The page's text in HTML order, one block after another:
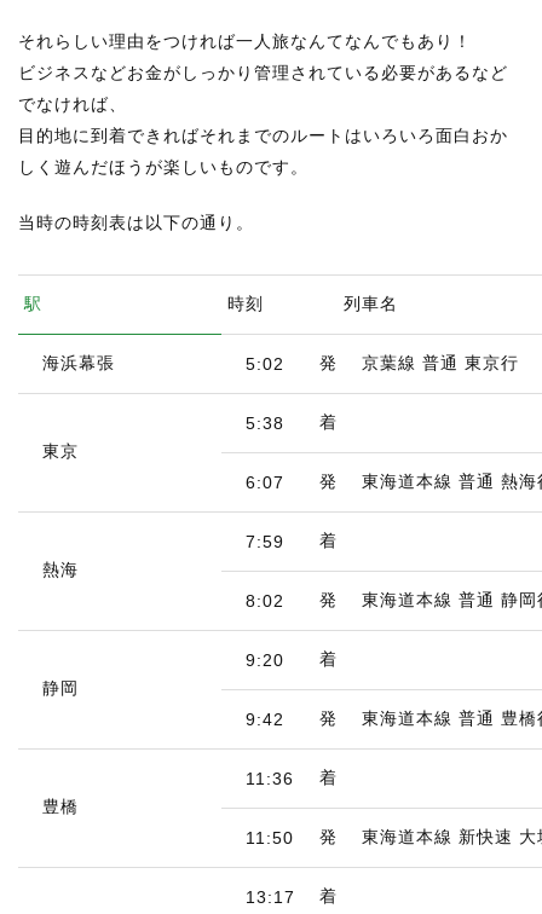
それらしい理由をつければ一人旅なんてなんでもあり！
ビジネスなどお金がしっかり管理されている必要があるなど
でなければ、
目的地に到着できればそれまでのルートはいろいろ面白おか
しく遊んだほうが楽しいものです。
当時の時刻表は以下の通り。
駅 時刻 列車名
海浜幕張 5:02 発 京葉線 普通 東京行
東京
5:38 着
6:07 発 東海道本線 普通 熱海
熱海
7:59 着
8:02 発 東海道本線 普通 静岡
静岡
9:20 着
9:42 発 東海道本線 普通 豊橋
豊橋
11:36 着
11:50 発 東海道本線 新快速 大
13:17 着